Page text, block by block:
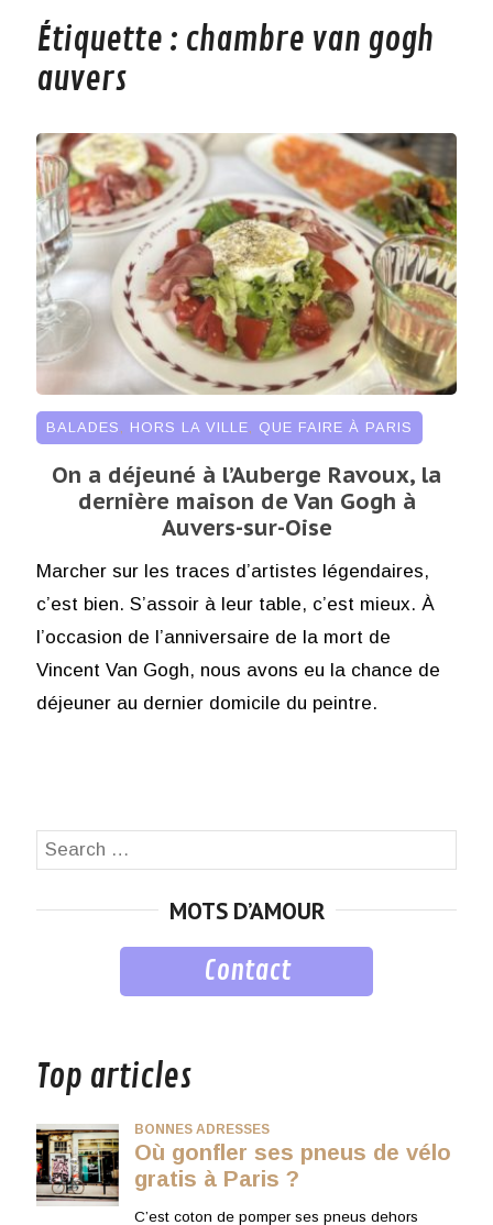
Étiquette : chambre van gogh
auvers
BALADES HORS LA VILLE QUE FAIRE À PARIS
On a déjeuné à l’Auberge Ravoux, la
dernière maison de Van Gogh à
Auvers-sur-Oise
Marcher sur les traces d’artistes légendaires,
c’est bien. S’assoir à leur table, c’est mieux. À
l’occasion de l’anniversaire de la mort de
Vincent Van Gogh, nous avons eu la chance de
déjeuner au dernier domicile du peintre.
Search
MOTS D’AMOUR
Contact
Top articles